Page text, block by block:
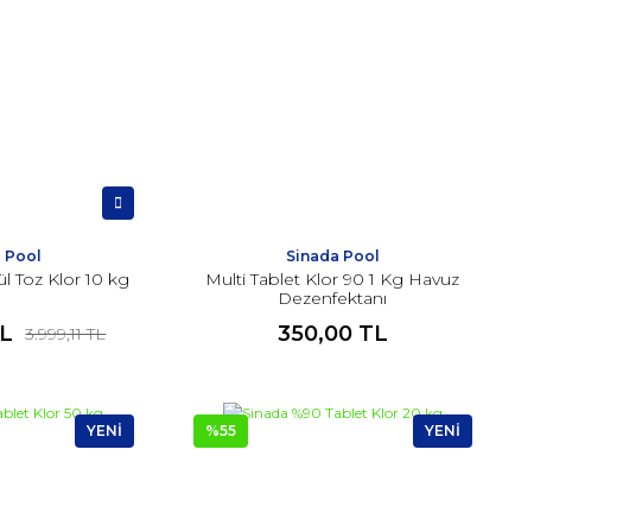
Pool
Toz Klor 10 kg
3.999,11 TL
Sinada Pool
Multi Tablet Klor 90 1 Kg Havuz
Dezenfektanı
350,00 TL
YENİ %55 YENİ